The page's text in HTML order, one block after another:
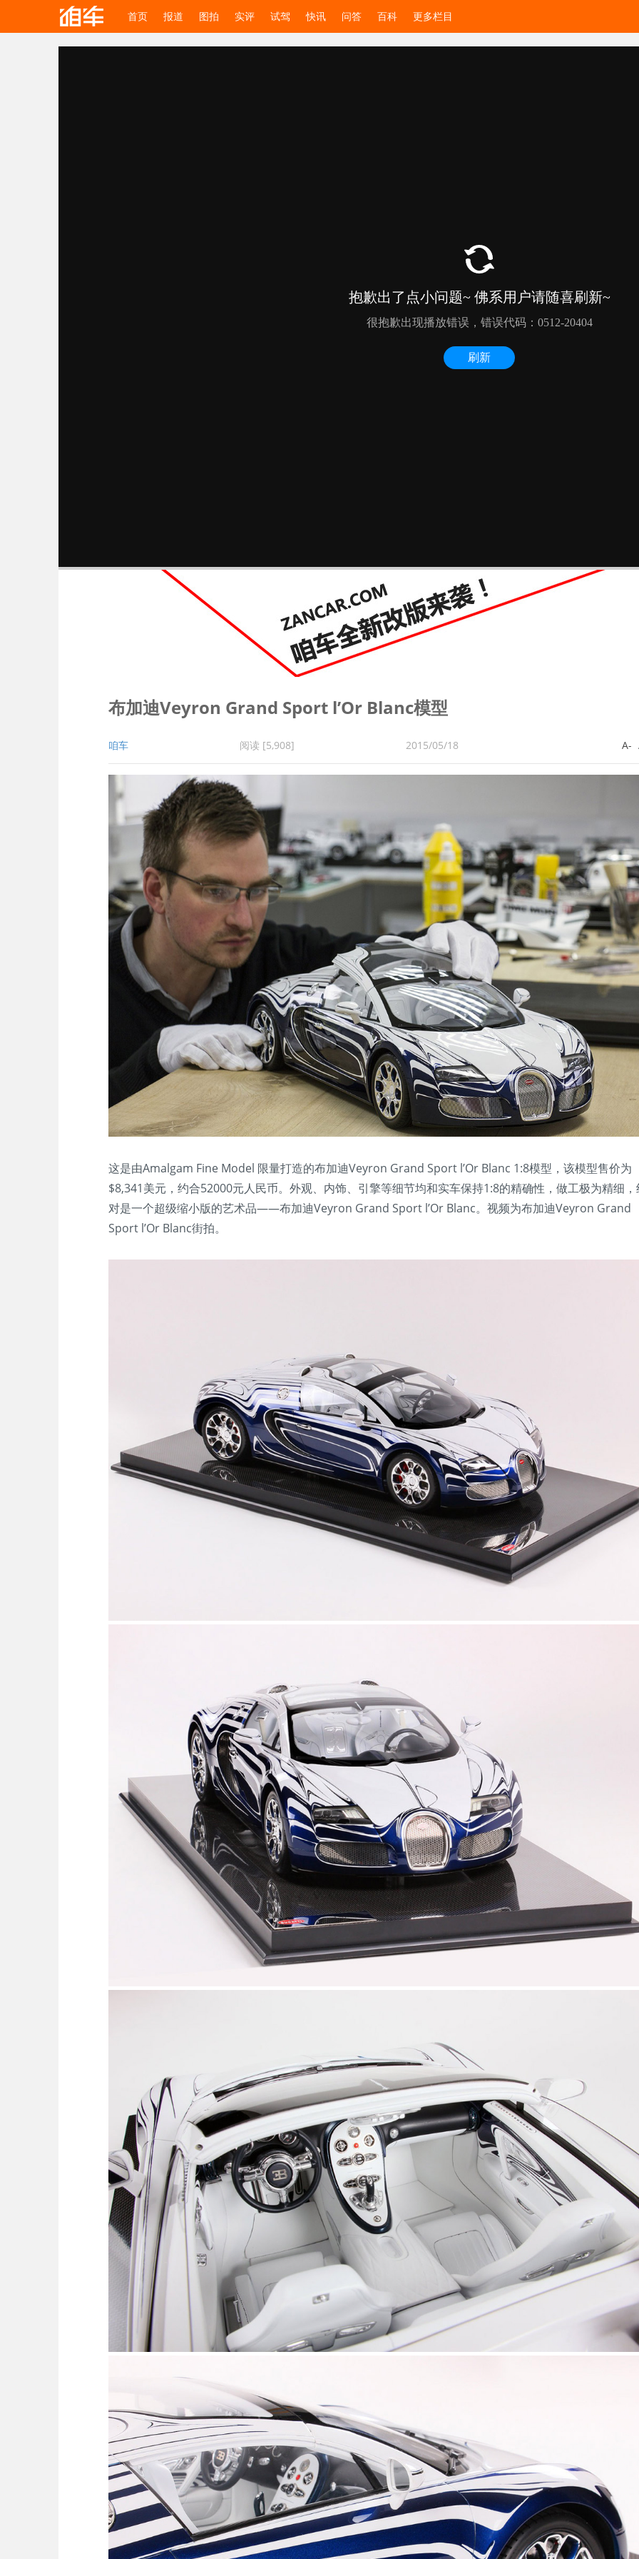
首页 报道 图拍 实评 试驾 快讯 问答 百科 更多栏目
布加迪Veyron Grand Sport l’Or Blanc模型
咱车 阅读 [5,908] 2015/05/18 A-
这是由Amalgam Fine Model 限量打造的布加迪Veyron Grand Sport l’Or Blanc 1:8模型，该模型售价为
$8,341美元，约合52000元人民币。外观、内饰、引擎等细节均和实车保持1:8的精确性，做工极为精细，
对是一个超级缩小版的艺术品——布加迪Veyron Grand Sport l’Or Blanc。视频为布加迪Veyron Grand
Sport l’Or Blanc街拍。